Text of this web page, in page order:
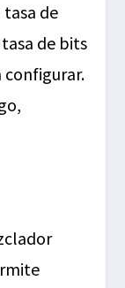
tasa de
de bits
configurar.